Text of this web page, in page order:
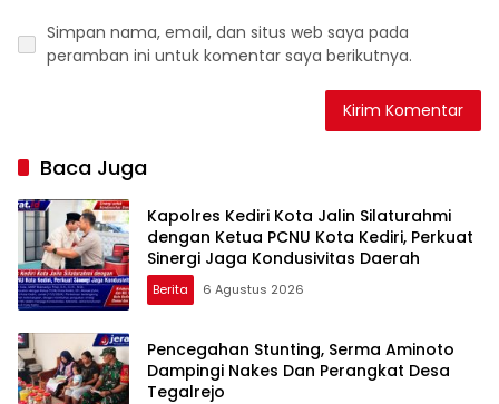
Simpan nama, email, dan situs web saya pada
peramban ini untuk komentar saya berikutnya.
Baca Juga
Kapolres Kediri Kota Jalin Silaturahmi
dengan Ketua PCNU Kota Kediri, Perkuat
Sinergi Jaga Kondusivitas Daerah
Berita 6 Agustus 2026
Pencegahan Stunting, Serma Aminoto
Dampingi Nakes Dan Perangkat Desa
Tegalrejo